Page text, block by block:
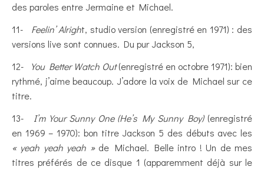
des paroles entre Jermaine et Michael.
11- Feelin’ Alright, studio version (enregistré en 1971) : des
versions live sont connues. Du pur Jackson 5,
12- You Better Watch Out(enregistré en octobre 1971): bien
rythmé, j’aime beaucoup. J’adore la voix de Michael sur ce
titre.
13- I’m Your Sunny One (He’s My Sunny Boy)(enregistré
en 1969 – 1970): bon titre Jackson 5 des débuts avec les
« yeah yeah yeah »de Michael. Belle intro ! Un de mes
titres préférés de ce disque 1 (apparemment déjà sur le